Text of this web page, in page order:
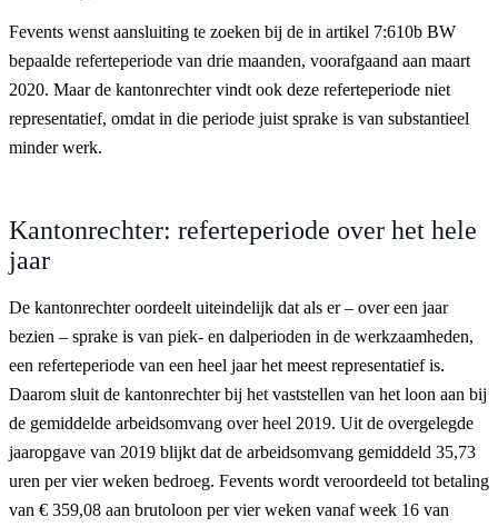
Fevents wenst aansluiting te zoeken bij de in artikel 7:610b BW
bepaalde referteperiode van drie maanden, voorafgaand aan maart
2020. Maar de kantonrechter vindt ook deze referteperiode niet
representatief, omdat in die periode juist sprake is van substantieel
minder werk.
Kantonrechter: referteperiode over het hele
jaar
De kantonrechter oordeelt uiteindelijk dat als er – over een jaar
bezien – sprake is van piek- en dalperioden in de werkzaamheden,
een referteperiode van een heel jaar het meest representatief is.
Daarom sluit de kantonrechter bij het vaststellen van het loon aan bij
de gemiddelde arbeidsomvang over heel 2019. Uit de overgelegde
jaaropgave van 2019 blijkt dat de arbeidsomvang gemiddeld 35,73
uren per vier weken bedroeg. Fevents wordt veroordeeld tot betaling
van € 359,08 aan brutoloon per vier weken vanaf week 16 van